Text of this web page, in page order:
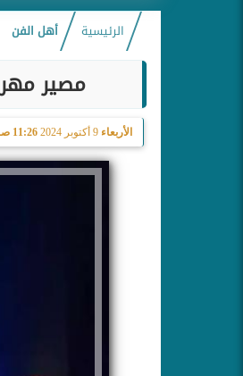
الرئيسية أهل الفن
مصير
الأربعاء 9 أكتوبر 2024 11:26 صـ